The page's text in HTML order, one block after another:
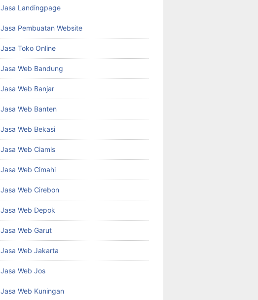
Jasa Landingpage
Jasa Pembuatan Website
Jasa Toko Online
Jasa Web Bandung
Jasa Web Banjar
Jasa Web Banten
Jasa Web Bekasi
Jasa Web Ciamis
Jasa Web Cimahi
Jasa Web Cirebon
Jasa Web Depok
Jasa Web Garut
Jasa Web Jakarta
Jasa Web Jos
Jasa Web Kuningan